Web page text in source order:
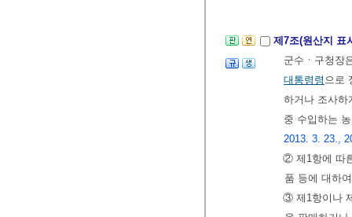
제7조(원산지 표
군수ㆍ구청장
대통령령 으로
하거나 조사
중 수입하는
2013. 3. 23.,
② 제1항에 따
품 등에 대하
③ 제1항이나